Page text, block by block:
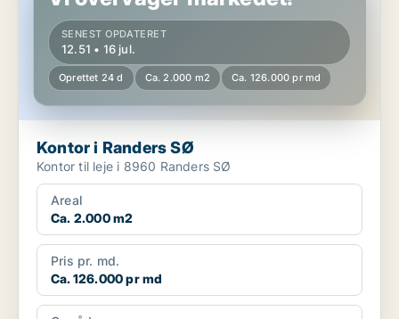
SENEST OPDATERET
12.51 • 16 jul.
Oprettet 24 d Ca. 2.000 m2 Ca. 126.000 pr md
Kontor i Randers SØ
Kontor til leje i 8960 Randers SØ
Areal
Ca. 2.000 m2
Pris pr. md.
Ca. 126.000 pr md